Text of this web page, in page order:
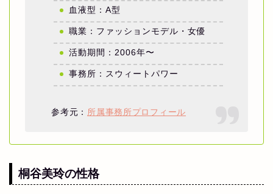
血液型：A型
職業：ファッションモデル・女優
活動期間：2006年〜
事務所：スウィートパワー
参考元： 所属事務所プロフィール
桐谷美玲の性格